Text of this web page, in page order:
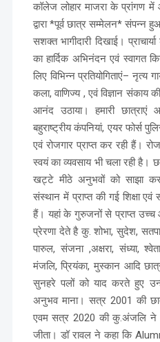
कॉलेज लोहार माजरा के प्रांगण में
द्वारा *पूर्व छात्र सम्मेलन*
सशक्त भागीदारी दिखाई।
का हार्दिक अभिनंदन एवं स्वागत
लिए विभिन्न प्रतियोगिताएं–
कला, वाणिज्य , एवं विज्ञान संकाय
आनंद उठाया। हमारी छात्राएं
बहुराष्ट्रीय कंपनियां, एयर फोर्स
एवं रोजगार प्राप्त कर रही हैं।
स्वयं का व्यवसाय भी चला रही है।
खट्टे मीठे अनुभवों को साझा
संस्थान में प्राप्त की गई शिक्षा
हैं। यहां के गुरुजनों से प्राप्त
प्रेरणा देते है कु. शोभा, सुदेश,
पारुल, संजना ,अक्षरा, संध्या,
मंजलि, प्रियंका, मुस्कान आदि
सुनहरे पलों को याद करते हुए
अनुभव माना। सत्र 2001 की
एवम सत्र 2020 की कु.अंजलि ने
जीता। डॉ रावल ने कहा कि